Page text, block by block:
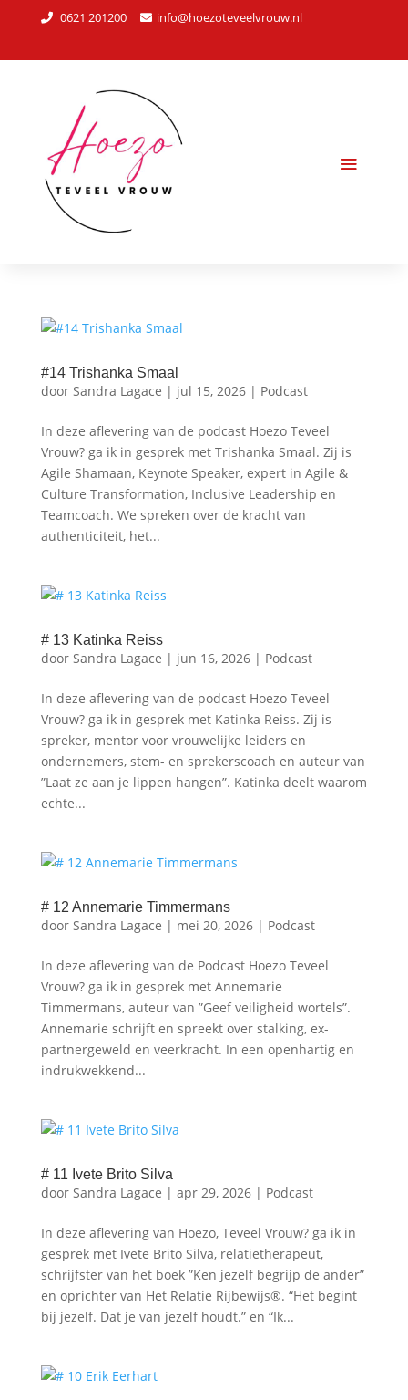
0621 201200 info@hoezoteveelvrouw.nl
#14 Trishanka Smaal
door Sandra Lagace | jul 15, 2026| Podcast
In deze aflevering van de podcast Hoezo Teveel
Vrouw? ga ik in gesprek met Trishanka Smaal. Zij is
Agile Shamaan, Keynote Speaker, expert in Agile &
Culture Transformation, Inclusive Leadership en
Teamcoach. We spreken over de kracht van
authenticiteit, het...
# 13 Katinka Reiss
door Sandra Lagace | jun 16, 2026| Podcast
In deze aflevering van de podcast Hoezo Teveel
Vrouw? ga ik in gesprek met ⁠Katinka Reiss.⁠ Zij is
spreker, mentor voor vrouwelijke leiders en
ondernemers, stem- en sprekerscoach en auteur van
”⁠Laat ze aan je lippen hangen⁠”. Katinka deelt waarom
echte...
# 12 Annemarie Timmermans
door Sandra Lagace | mei 20, 2026| Podcast
In deze aflevering van de Podcast Hoezo Teveel
Vrouw? ga ik in gesprek met ⁠⁠Annemarie
Timmermans⁠⁠, auteur van ⁠⁠”Geef veiligheid wortels”⁠.
Annemarie schrijft en spreekt over stalking, ex-
partnergeweld en veerkracht. In een openhartig en
indrukwekkend...
# 11 Ivete Brito Silva
door Sandra Lagace | apr 29, 2026| Podcast
In deze aflevering van Hoezo, Teveel Vrouw? ga ik in
gesprek met Ivete Brito Silva, relatietherapeut,
schrijfster van het boek ”Ken jezelf begrijp de ander”
en oprichter van Het Relatie Rijbewijs®. “Het begint
bij jezelf. Dat je van jezelf houdt.” en “Ik...